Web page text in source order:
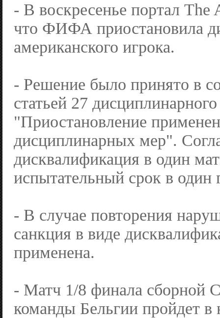
- В воскресенье портал
что ФИФА приостановила
американского игрока.
- Решение было принято в
статьей 27
"Приостановление
дисциплинарных мер".
дисквалификация в один
испытательный срок в один
- В случае повторения
санкция в виде
применена.
- Матч 1/8 финала сборной
команды Бельгии пройдет в